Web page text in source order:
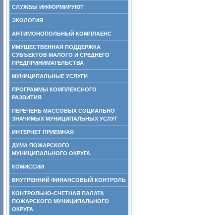
СЛУЖБЫ ИНФОРМИРУЮТ
ЭКОЛОГИЯ
АНТИМОНОПОЛЬНЫЙ КОМПЛАЕНС
ИМУЩЕСТВЕННАЯ ПОДДЕРЖКА
СУБЪЕКТОВ МАЛОГО И СРЕДНЕГО
ПРЕДПРИНИМАТЕЛЬСТВА
МУНИЦИПАЛЬНЫЕ УСЛУГИ
ПРОГРАММЫ КОМПЛЕКСНОГО
РАЗВИТИЯ
ПЕРЕЧЕНЬ МАССОВЫХ СОЦИАЛЬНО
ЗНАЧИМЫХ МУНИЦИПАЛЬНЫХ УСЛУГ
ИНТЕРНЕТ ПРИЕМНАЯ
ДУМА ПОЖАРСКОГО
МУНИЦИПАЛЬНОГО ОКРУГА
КОМИССИИ
ВНУТРЕННИЙ ФИНАНСОВЫЙ КОНТРОЛЬ
КОНТРОЛЬНО-СЧЕТНАЯ ПАЛАТА
ПОЖАРСКОГО МУНИЦИПАЛЬНОГО
ОКРУГА